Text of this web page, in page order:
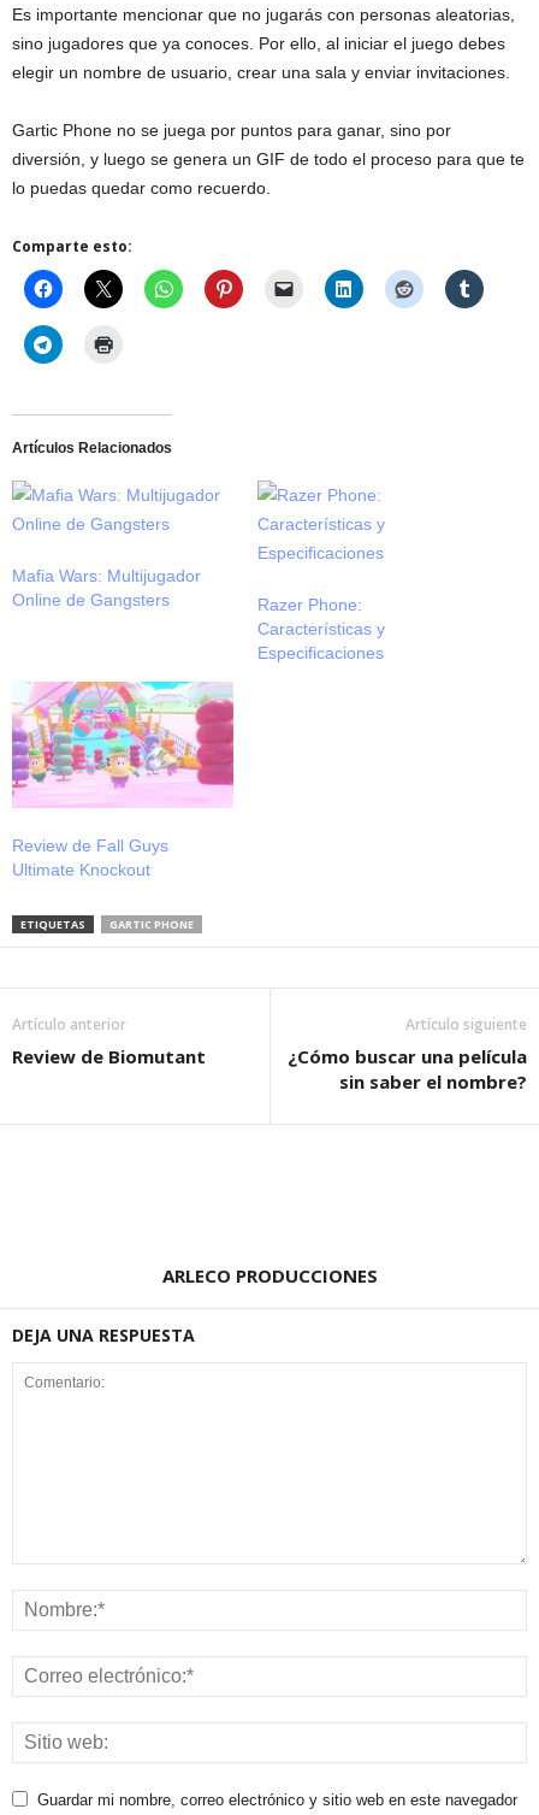
Es importante mencionar que no jugarás con personas aleatorias,
sino jugadores que ya conoces. Por ello, al iniciar el juego debes
elegir un nombre de usuario, crear una sala y enviar invitaciones.
Gartic Phone no se juega por puntos para ganar, sino por
diversión, y luego se genera un GIF de todo el proceso para que te
lo puedas quedar como recuerdo.
Comparte esto:
Artículos Relacionados
Mafia Wars: Multijugador
Online de Gangsters
Razer Phone:
Características y
Especificaciones
Review de Fall Guys
Ultimate Knockout
ETIQUETAS GARTIC PHONE
Artículo anterior
Review de Biomutant
Artículo siguiente
¿Cómo buscar una película
sin saber el nombre?
ARLECO PRODUCCIONES
DEJA UNA RESPUESTA
Guardar mi nombre, correo electrónico y sitio web en este navegador